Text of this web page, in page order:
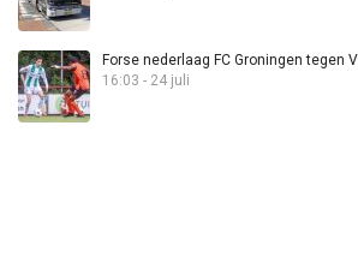
Forse nederlaag FC Groningen tegen
16:03 - 24 juli